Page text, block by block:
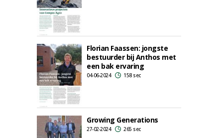
Florian Faassen: jongste
bestuurder bij Anthos met
een bak ervaring
04-06-2024 158 sec
Growing Generations
27-02-2024 265 sec